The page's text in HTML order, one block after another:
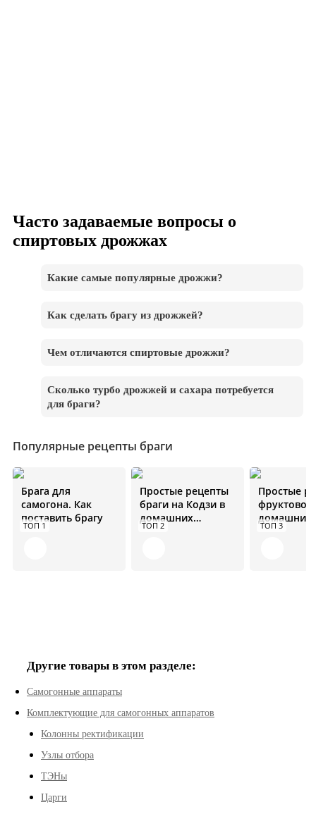
Часто задаваемые вопросы о
спиртовых дрожжах
Какие самые популярные дрожжи?
Как сделать брагу из дрожжей?
Чем отличаются спиртовые дрожжи?
Сколько турбо дрожжей и сахара потребуется
для браги?
Популярные рецепты браги
ТОП 1
Брага для
самогона. Как
поставить брагу
ТОП 2
Простые рецепты
браги на Кодзи в
домашних
условиях
ТОП 3
Простые
фруктовой
домашних
условиях
Другие товары в этом разделе:
Самогонные аппараты
Комплектующие для самогонных аппаратов
Колонны ректификации
Узлы отбора
ТЭНы
Царги